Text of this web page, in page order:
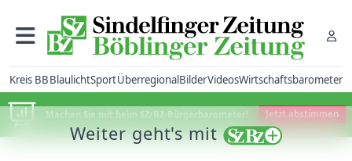
Kreis BBBlaulichtSportÜberregionalBilderVideosWirtschaftsbarometer
Machen Sie mit beim SZ/BZ-Bürgerbarometer! Jetzt abstimmen
Weiter geht's mit